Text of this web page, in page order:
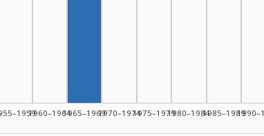
1960–19641965–19691970–19741975–19791980–19841985–1989